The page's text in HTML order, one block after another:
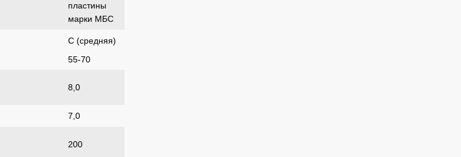
пластины
марки МБС
С (средняя)
55-70
8,0
7,0
200